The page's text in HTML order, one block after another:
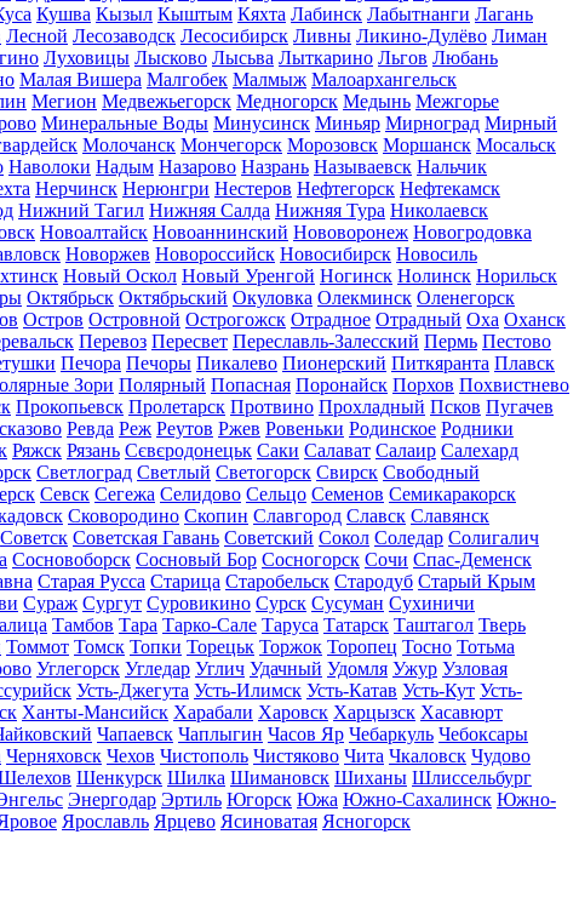
Кушва Кызыл Кыштым Кяхта Лабинск Лабытнанги Лагань
Лесной Лесозаводск Лесосибирск Ливны Ликино-Дулёво Лиман
Луховицы Лысково Лысьва Лыткарино Льгов Любань
Малая Вишера Малгобек Малмыж Малоархангельск
Мегион Медвежьегорск Медногорск Медынь Межгорье
Минеральные Воды Минусинск Миньяр Мирноград Мирный
Молочанск Мончегорск Морозовск Моршанск Мосальск
Наволоки Надым Назарово Назрань Называевск Нальчик
Нерчинск Нерюнгри Нестеров Нефтегорск Нефтекамск
Нижний Тагил Нижняя Салда Нижняя Тура Николаевск
Новоалтайск Новоаннинский Нововоронеж Новогродовка
Новоржев Новороссийск Новосибирск Новосиль
Новый Оскол Новый Уренгой Ногинск Нолинск Норильск
Октябрьск Октябрьский Окуловка Олекминск Оленегорск
Остров Островной Острогожск Отрадное Отрадный Оха Оханск
Перевоз Пересвет Переславль-Залесский Пермь Пестово
Печора Печоры Пикалево Пионерский Питкяранта Плавск
Зори Полярный Попасная Поронайск Порхов Похвистнево
Прокопьевск Пролетарск Протвино Прохладный Псков Пугачев
Ревда Реж Реутов Ржев Ровеньки Родинское Родники
Ряжск Рязань Сєвєродонецьк Саки Салават Салаир Салехард
Светлоград Светлый Светогорск Свирск Свободный
Севск Сегежа Селидово Сельцо Семенов Семикаракорск
Сковородино Скопин Славгород Славск Славянск
Советск Советская Гавань Советский Сокол Соледар Солигалич
Сосновоборск Сосновый Бор Сосногорск Сочи Спас-Деменск
Старая Русса Старица Старобельск Стародуб Старый Крым
Сураж Сургут Суровикино Сурск Сусуман Сухиничи
Тамбов Тара Тарко-Сале Таруса Татарск Таштагол Тверь
Томмот Томск Топки Торецьк Торжок Торопец Тосно Тотьма
Углегорск Угледар Углич Удачный Удомля Ужур Узловая
Усть-Джегута Усть-Илимск Усть-Катав Усть-Кут Усть-
Ханты-Мансийск Харабали Харовск Харцызск Хасавюрт
Чапаевск Чаплыгин Часов Яр Чебаркуль Чебоксары
Черняховск Чехов Чистополь Чистяково Чита Чкаловск Чудово
Шенкурск Шилка Шимановск Шиханы Шлиссельбург
Энергодар Эртиль Югорск Южа Южно-Сахалинск Южно-
Ярославль Ярцево Ясиноватая Ясногорск